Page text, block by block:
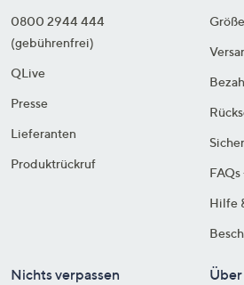
0800 2944 444
(gebührenfrei)
QLive
Presse
Lieferanten
Produktrückruf
Hilfe
Nichts verpassen Über